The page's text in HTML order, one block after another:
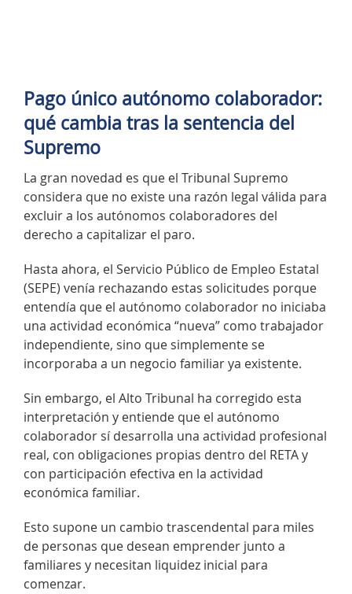
Pago único autónomo colaborador:
qué cambia tras la sentencia del
Supremo
La gran novedad es que el Tribunal Supremo
considera que no existe una razón legal válida para
excluir a los autónomos colaboradores del
derecho a capitalizar el paro.
Hasta ahora, el Servicio Público de Empleo Estatal
(SEPE) venía rechazando estas solicitudes porque
entendía que el autónomo colaborador no iniciaba
una actividad económica “nueva” como trabajador
independiente, sino que simplemente se
incorporaba a un negocio familiar ya existente.
Sin embargo, el Alto Tribunal ha corregido esta
interpretación y entiende que el autónomo
colaborador sí desarrolla una actividad profesional
real, con obligaciones propias dentro del RETA y
con participación efectiva en la actividad
económica familiar.
Esto supone un cambio trascendental para miles
de personas que desean emprender junto a
familiares y necesitan liquidez inicial para
comenzar.